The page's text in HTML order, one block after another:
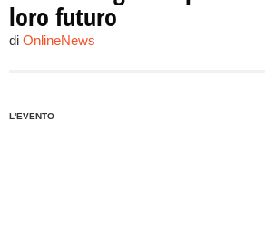
loro futuro
di OnlineNews
L'EVENTO